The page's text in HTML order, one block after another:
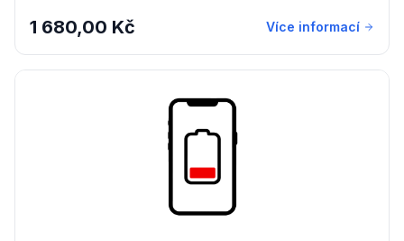
1 680,00 Kč Více informací